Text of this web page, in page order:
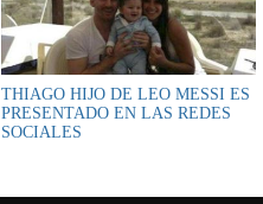
THIAGO HIJO DE LEO MESSI ES
PRESENTADO EN LAS REDES
SOCIALES